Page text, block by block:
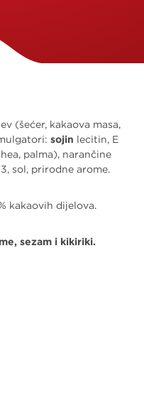
(šećer, kakaova masa,
sojin lecitin, E
palma), narančine
sol, prirodne arome.
kakaovih dijelova.
sezam i kikiriki.